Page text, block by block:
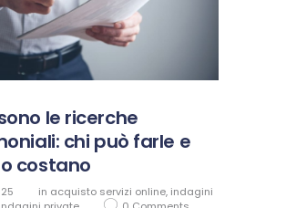
le ricerche
chi può farle e
costano
in acquisto servizi online, indagini